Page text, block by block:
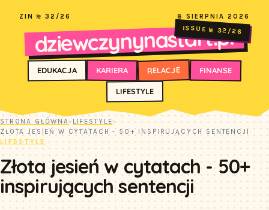
ZIN № 32/26 8 SIERPNIA 2026
dziewczynynastart.pl
ISSUE № 32/26
EDUKACJA KARIERA RELACJE FINANSE
LIFESTYLE
STRONA GŁÓWNA› LIFESTYLE›
ZŁOTA JESIEŃ W CYTATACH - 50+ INSPIRUJĄCYCH SENTENCJI
LIFESTYLE
Złota jesień w cytatach - 50+
inspirujących sentencji